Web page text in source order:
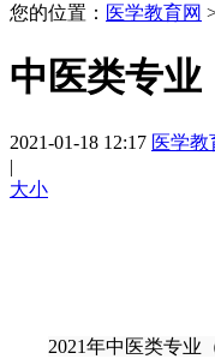
您的位置： 医学教育网
中医类专业
2021-01-18 12:17 医学教
|
大小
2021年中医类专业